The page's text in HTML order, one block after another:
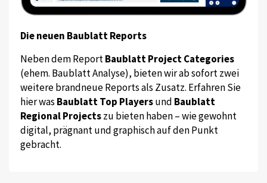
Die neuen Baublatt Reports
Neben dem ReportBaublatt Project Categories
(ehem. Baublatt Analyse), bieten wir ab sofort zwei
weitere brandneue Reports als Zusatz. Erfahren Sie
hier was Baublatt Top Playersund Baublatt
Regional Projectszu bieten haben – wie gewohnt
digital, prägnant und graphisch auf den Punkt
gebracht.